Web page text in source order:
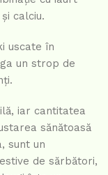
calciu.
uscate în
un strop de
iar cantitatea
sănătoasă
sunt un
de sărbători,